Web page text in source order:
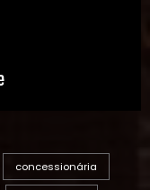
Dominar 400